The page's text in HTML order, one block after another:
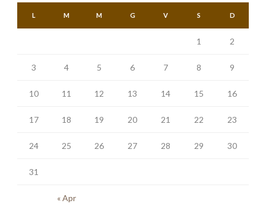
L M M G V S D
« Apr
1 2
3 4 5 6 7 8 9
10 11 12 13 14 15 16
17 18 19 20 21 22 23
24 25 26 27 28 29 30
31